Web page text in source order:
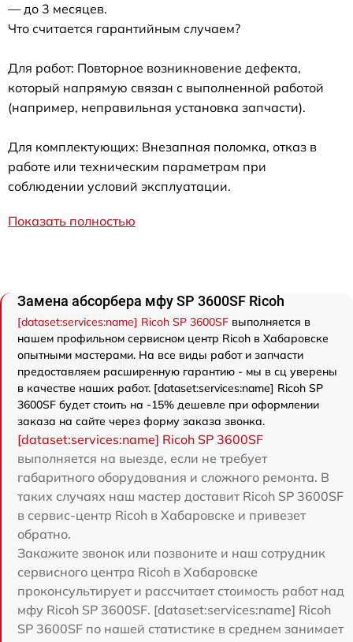
— до 3 месяцев.
Что считается гарантийным случаем?
Для работ: Повторное возникновение дефекта,
который напрямую связан с выполненной работой
(например, неправильная установка запчасти).
Для комплектующих: Внезапная поломка, отказ в
работе или техническим параметрам при
соблюдении условий эксплуатации.
Показать полностью
Замена абсорбера мфу SP 3600SF Ricoh
[dataset:services:name] Ricoh SP 3600SF выполняется в
нашем профильном сервисном центр Ricoh в Хабаровске
опытными мастерами. На все виды работ и запчасти
предоставляем расширенную гарантию - мы в сц уверены
в качестве наших работ. [dataset:services:name] Ricoh SP
3600SF будет стоить на -15% дешевле при оформлении
заказа на сайте через форму заказа звонка.
[dataset:services:name] Ricoh SP 3600SF
выполняется на выезде, если не требует
габаритного оборудования и сложного ремонта. В
таких случаях наш мастер доставит Ricoh SP 3600SF
в сервис-центр Ricoh в Хабаровске и привезет
обратно.
Закажите звонок или позвоните и наш сотрудник
сервисного центра Ricoh в Хабаровске
проконсультирует и рассчитает стоимость работ над
мфу Ricoh SP 3600SF. [dataset:services:name] Ricoh
SP 3600SF по нашей статистике в среднем занимает